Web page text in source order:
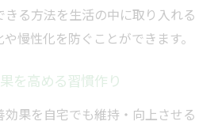
る方法を生活の中に取り入れる
慢性化を防ぐことができます。
を高める習慣作り
果を自宅でも維持・向上させる